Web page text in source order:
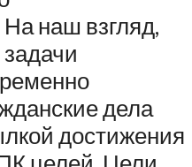
наш взгляд,
дела
достижения